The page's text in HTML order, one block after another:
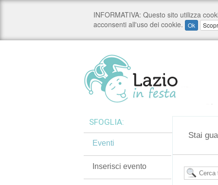
Stai
SFOGLIA:
Eventi
Inserisci evento